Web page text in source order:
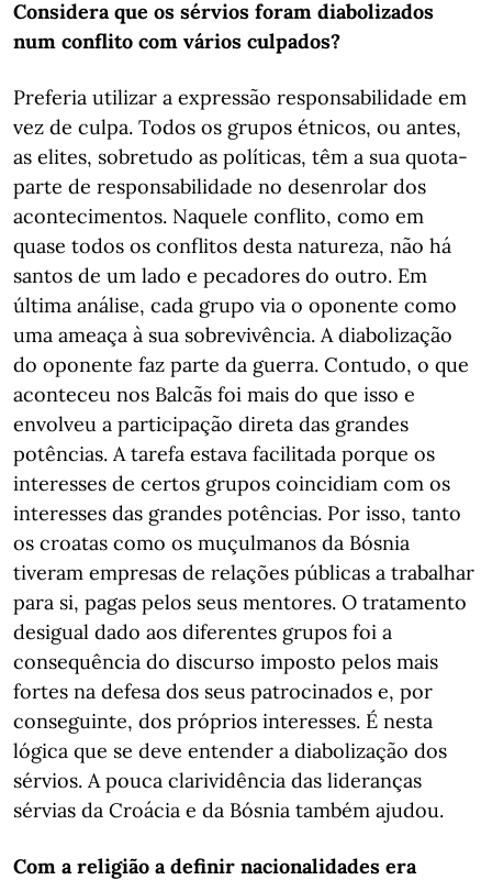
Considera que os sérvios foram diabolizados
num conflito com vários culpados?
Preferia utilizar a expressão responsabilidade em
vez de culpa. Todos os grupos étnicos, ou antes,
as elites, sobretudo as políticas, têm a sua quota-
parte de responsabilidade no desenrolar dos
acontecimentos. Naquele conflito, como em
quase todos os conflitos desta natureza, não há
santos de um lado e pecadores do outro. Em
última análise, cada grupo via o oponente como
uma ameaça à sua sobrevivência. A diabolização
do oponente faz parte da guerra. Contudo, o que
aconteceu nos Balcãs foi mais do que isso e
envolveu a participação direta das grandes
potências. A tarefa estava facilitada porque os
interesses de certos grupos coincidiam com os
interesses das grandes potências. Por isso, tanto
os croatas como os muçulmanos da Bósnia
tiveram empresas de relações públicas a trabalhar
para si, pagas pelos seus mentores. O tratamento
desigual dado aos diferentes grupos foi a
consequência do discurso imposto pelos mais
fortes na defesa dos seus patrocinados e, por
conseguinte, dos próprios interesses. É nesta
lógica que se deve entender a diabolização dos
sérvios. A pouca clarividência das lideranças
sérvias da Croácia e da Bósnia também ajudou.
Com a religião a definir nacionalidades era